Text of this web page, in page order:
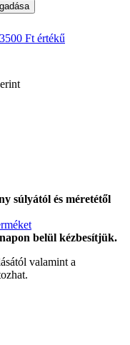
Ft értékű
súlyától és méretétől
belül kézbesítjük.
valamint a